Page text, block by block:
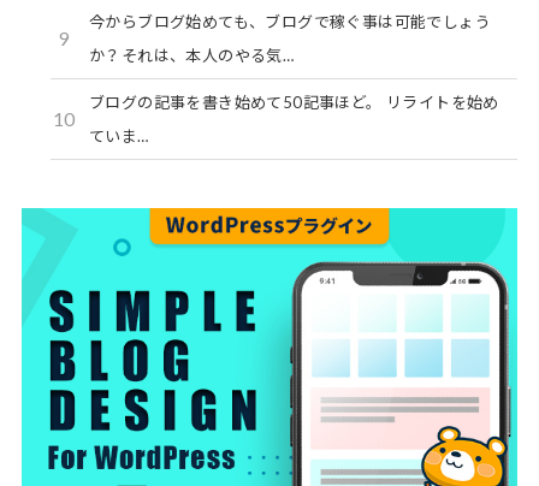
9
今からブログ始めても、ブログで稼ぐ事は可能でしょう
か？それは、本人のやる気…
10
ブログの記事を書き始めて50記事ほど。 リライトを始め
ていま…